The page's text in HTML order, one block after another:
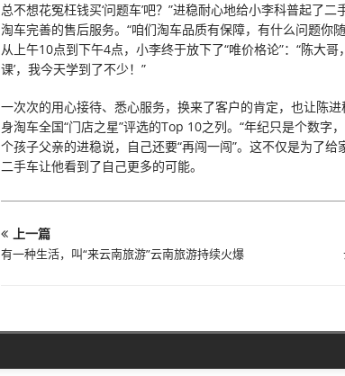
总不想花冤枉钱买‘问题车’吧？”进稳耐心地给小李科普起了
淘车完善的售后服务。“咱们淘车品质有保障，有什么问题你
从上午10点到下午4点，小李终于放下了“唯价格论”：“陈大哥
课’，我今天学到了不少！”
一次次的用心接待、悉心服务，换来了客户的肯定，也让陈进
身淘车全国“门店之星”评选的Top 10之列。“年纪只是个数字
个孩子父亲的进稳说，自己还要“再闯一闯”。这不仅是为了
二手车让他看到了自己更多的可能。
上一篇
有一种生活，叫“来云南旅游”云南旅游持续火爆